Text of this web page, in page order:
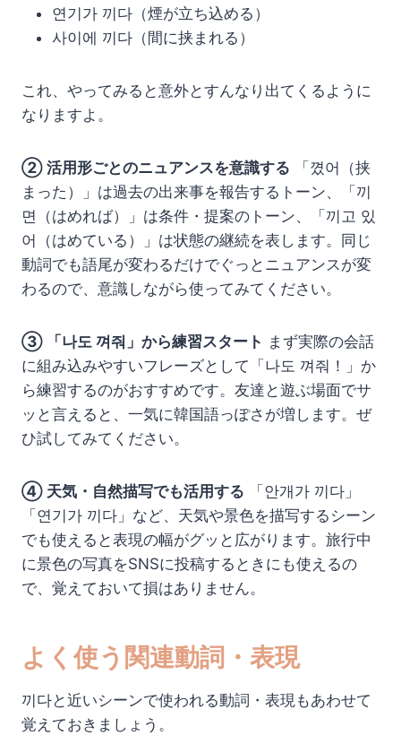
연기가 끼다（煙が立ち込める）
사이에 끼다（間に挟まれる）
これ、やってみると意外とすんなり出てくるように
なりますよ。
② 活用形ごとのニュアンスを意識する 「꼈어（挟
まった）」は過去の出来事を報告するトーン、「끼
면（はめれば）」は条件・提案のトーン、「끼고 있
어（はめている）」は状態の継続を表します。同じ
動詞でも語尾が変わるだけでぐっとニュアンスが変
わるので、意識しながら使ってみてください。
③ 「나도 껴줘」から練習スタート まず実際の会話
に組み込みやすいフレーズとして「나도 껴줘！」か
ら練習するのがおすすめです。友達と遊ぶ場面でサ
ッと言えると、一気に韓国語っぽさが増します。ぜ
ひ試してみてください。
④ 天気・自然描写でも活用する 「안개가 끼다」
「연기가 끼다」など、天気や景色を描写するシーン
でも使えると表現の幅がグッと広がります。旅行中
に景色の写真をSNSに投稿するときにも使えるの
で、覚えておいて損はありません。
よく使う関連動詞・表現
끼다と近いシーンで使われる動詞・表現もあわせて
覚えておきましょう。